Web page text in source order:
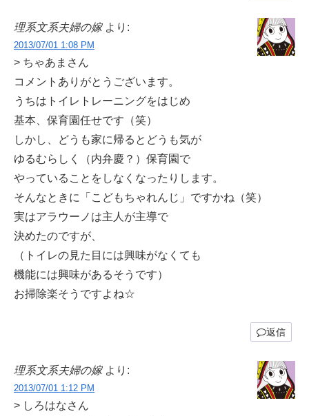
理系文系夫婦の嫁 より:
2013/07/01 1:08 PM
> ちゃあまさん
コメントありがとうございます。
うちはトイレトレーニングをはじめ
基本、保育園任せです（笑）
しかし、どうも家に帰るとどうも気が
ゆるむらしく（内弁慶？）保育園で
やっていることをしなくなったりします。
そんなときに「こどもちゃれんじ」ですかね（笑）
実はアラウーノは主人が主導で
決めたのですが、
（トイレの見た目には興味がなくても
機能には興味があるそうです）
お掃除楽そうですよね☆
返信
理系文系夫婦の嫁 より:
2013/07/01 1:12 PM
> しろはなさん